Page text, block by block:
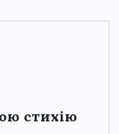
стихію